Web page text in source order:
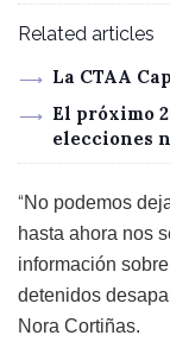
Related articles
La CTAA
El próximo
elecciones
“No podemos
hasta ahora nos
información
detenidos
Nora Cortiñas.